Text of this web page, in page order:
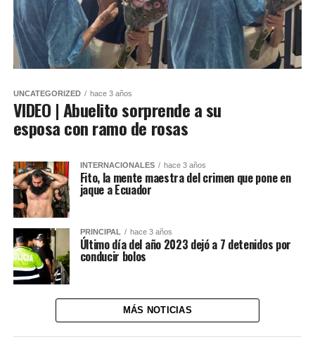
UNCATEGORIZED hace 3 años
VIDEO | Abuelito sorprende a su
esposa con ramo de rosas
INTERNACIONALES hace 3 años
Fito, la mente maestra del crimen que pone en
jaque a Ecuador
PRINCIPAL hace 3 años
Último día del año 2023 dejó a 7 detenidos por
conducir bolos
MÁS NOTICIAS